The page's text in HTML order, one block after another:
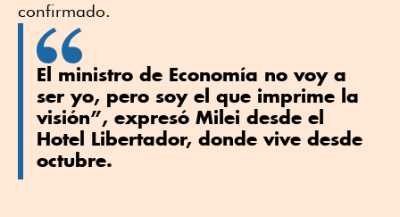
confirmado.
El ministro de Economía no voy a
ser yo, pero soy el que imprime la
visión”, expresó Milei desde el
Hotel Libertador, donde vive desde
octubre.